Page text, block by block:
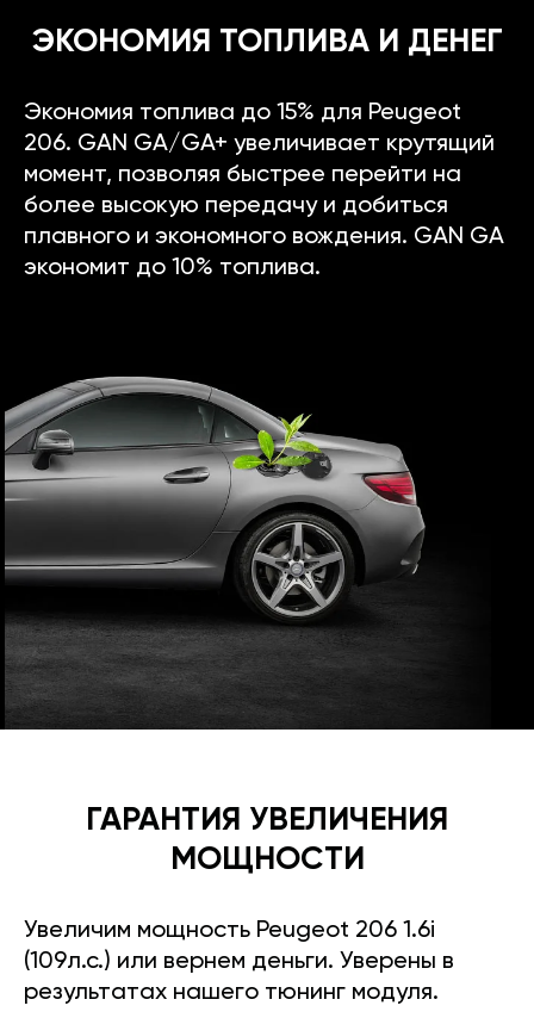
ЭКОНОМИЯ ТОПЛИВА И ДЕНЕГ
Экономия топлива до 15% для Peugeot
206. GAN GA/GA+ увеличивает крутящий
момент, позволяя быстрее перейти на
более высокую передачу и добиться
плавного и экономного вождения. GAN GA
экономит до 10% топлива.
ГАРАНТИЯ УВЕЛИЧЕНИЯ
МОЩНОСТИ
Увеличим мощность Peugeot 206 1.6i
(109л.с.) или вернем деньги. Уверены в
результатах нашего тюнинг модуля.